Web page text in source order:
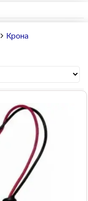
Крона